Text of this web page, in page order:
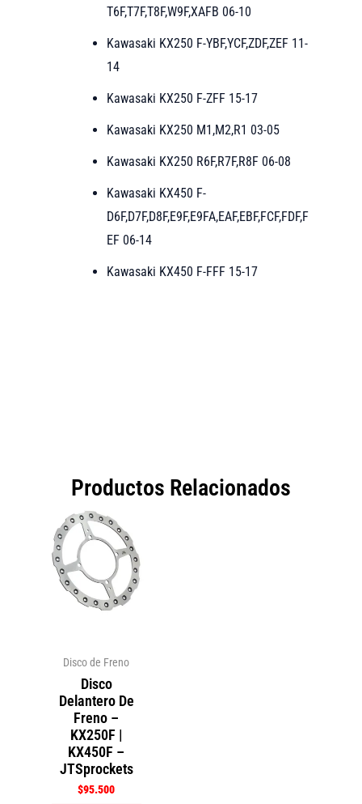
T6F,T7F,T8F,W9F,XAFB 06-10
Kawasaki KX250 F-YBF,YCF,ZDF,ZEF 11-
14
Kawasaki KX250 F-ZFF 15-17
Kawasaki KX250 M1,M2,R1 03-05
Kawasaki KX250 R6F,R7F,R8F 06-08
Kawasaki KX450 F-
D6F,D7F,D8F,E9F,E9FA,EAF,EBF,FCF,FDF,F
EF 06-14
Kawasaki KX450 F-FFF 15-17
Productos Relacionados
Disco de Freno
Disco
Delantero De
Freno –
KX250F |
KX450F –
JTSprockets
$95.500